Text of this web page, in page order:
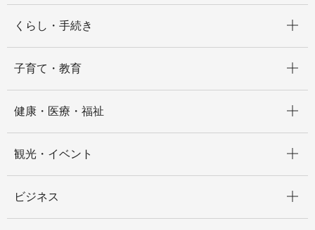
くらし・手続き
子育て・教育
健康・医療・福祉
観光・イベント
ビジネス